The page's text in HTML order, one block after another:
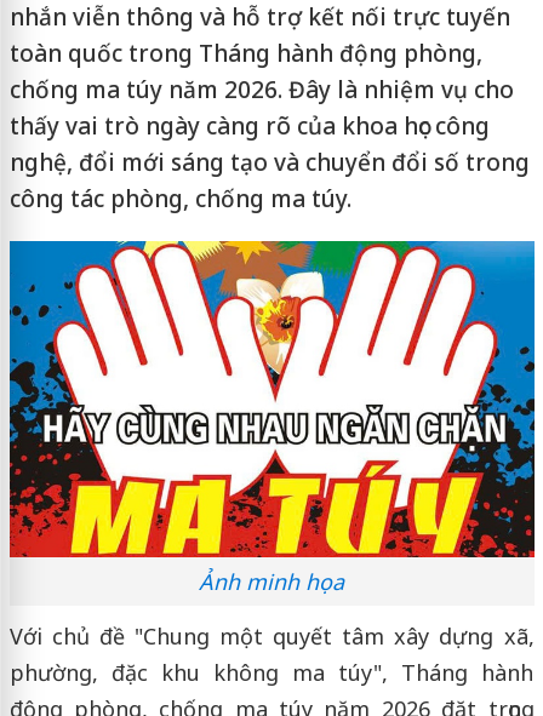
nhắn viễn thông và hỗ trợ kết nối trực tuyến
toàn quốc trong Tháng hành động phòng,
chống ma túy năm 2026. Đây là nhiệm vụ cho
thấy vai trò ngày càng rõ của khoa học công
nghệ, đổi mới sáng tạo và chuyển đổi số trong
công tác phòng, chống ma túy.
Ảnh minh họa
Với chủ đề "Chung một quyết tâm xây dựng xã,
phường, đặc khu không ma túy", Tháng hành
động phòng, chống ma túy năm 2026 đặt trọng